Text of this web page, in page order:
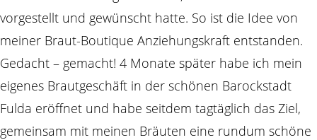
vorgestellt und gewünscht hatte. So ist die Idee von
meiner Braut-Boutique Anziehungskraft entstanden.
Gedacht – gemacht! 4 Monate später habe ich mein
eigenes Brautgeschäft in der schönen Barockstadt
Fulda eröffnet und habe seitdem tagtäglich das Ziel,
gemeinsam mit meinen Bräuten eine rundum schöne